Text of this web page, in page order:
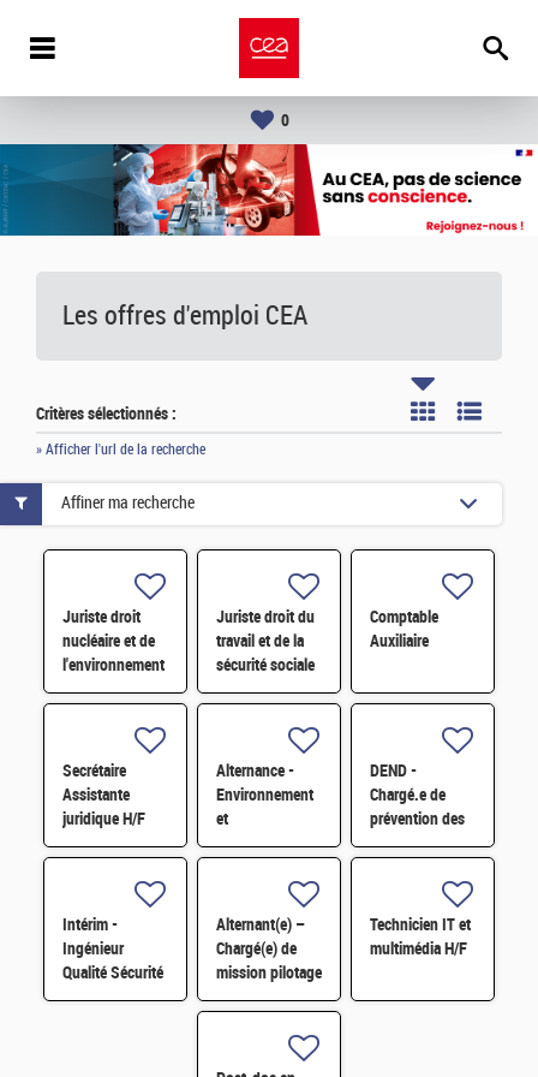
0
Les offres d'emploi CEA
Critères sélectionnés :
» Afficher l'url de la recherche
Juriste droit
nucléaire et de
l'environnement
H/F
Juriste droit du
travail et de la
sécurité sociale
H/F
Comptable
Auxiliaire
Secrétaire
Assistante
juridique H/F
Alternance -
Environnement
et
développement
DEND -
Chargé.e de
prévention des
risques
et conseiller.e
en
radioprotection
Intérim -
Ingénieur
Qualité Sécurité
Environnement
Alternant(e) –
Chargé(e) de
mission pilotage
de projets et
digitale H/F
Technicien IT et
multimédia H/F
Affiner ma recherche